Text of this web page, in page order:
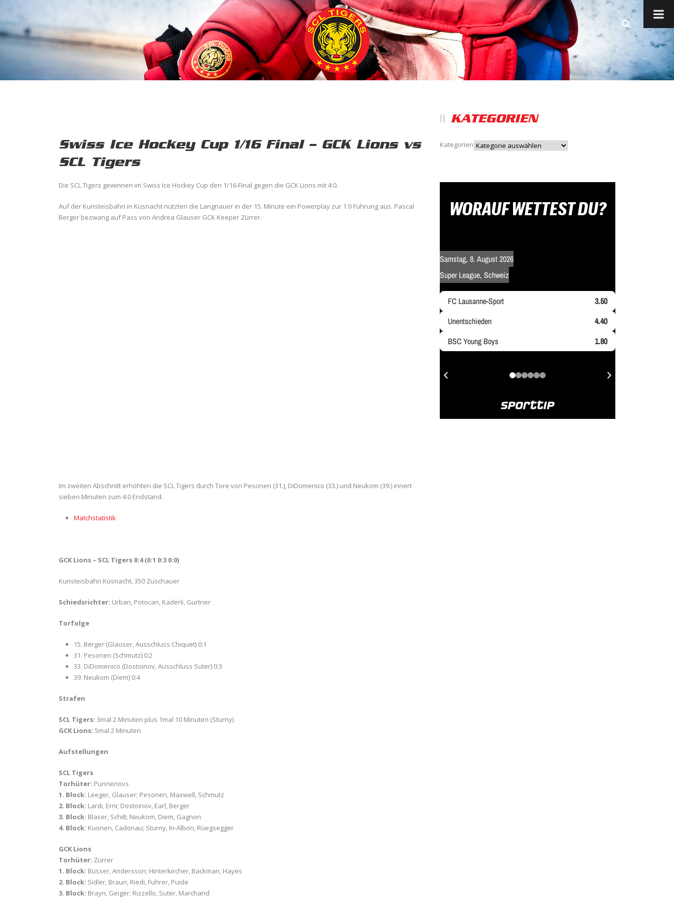
Swiss Ice Hockey Cup 1/16 Final – GCK Lions vs
SCL Tigers
Die SCL Tigers gewinnen im Swiss Ice Hockey Cup den 1/16-Final gegen die GCK Lions mit 4:0.
Auf der Kunsteisbahn in Küsnacht nützten die Langnauer in der 15. Minute ein Powerplay zur 1:0 Führung aus. Pascal
Berger bezwang auf Pass von Andrea Glauser GCK Keeper Zürrer.
Im zweiten Abschnitt erhöhten die SCL Tigers durch Tore von Pesonen (31.), DiDomenico (33.) und Neukom (39.) innert
sieben Minuten zum 4:0 Endstand.
Matchstatistik
GCK Lions – SCL Tigers 0:4 (0:1 0:3 0:0)
Kunsteisbahn Küsnacht, 350 Zuschauer
Schiedsrichter: Urban, Potocan, Kaderli, Gurtner
Torfolge
15. Berger (Glauser, Ausschluss Chiquet) 0:1
31. Pesonen (Schmutz) 0:2
33. DiDomenico (Dostoinov, Ausschluss Suter) 0:3
39. Neukom (Diem) 0:4
Strafen
SCL Tigers: 3mal 2 Minuten plus 1mal 10 Minuten (Sturny)
GCK Lions: 5mal 2 Minuten
Aufstellungen
SCL Tigers
Torhüter: Punnenovs
1. Block: Leeger, Glauser; Pesonen, Maxwell, Schmutz
2. Block: Lardi, Erni; Dostoinov, Earl, Berger
3. Block: Blaser, Schilt; Neukom, Diem, Gagnon
4. Block: Kuonen, Cadonau; Sturny, In-Albon, Rüegsegger
GCK Lions
Torhüter: Zürrer
1. Block: Büsser, Andersson; Hinterkircher, Backman, Hayes
2. Block: Sidler, Braun; Riedi, Fuhrer, Puide
3. Block: Brayn, Geiger; Rizzello, Suter, Marchand
KATEGORIEN
Kategorien